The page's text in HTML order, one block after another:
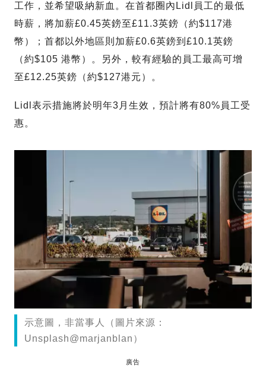
工作，並希望吸納新血。在首都圈內Lidl員工的最低
時薪，將加薪£0.45英鎊至£11.3英鎊（約$117港
幣）；首都以外地區則加薪£0.6英鎊到£10.1英鎊
（約$105 港幣）。另外，較有經驗的員工最高可增
至£12.25英鎊（約$127港元）。
Lidl表示措施將於明年3月生效，預計將有80%員工受
惠。
示意圖，非當事人（圖片來源：
Unsplash@marjanblan）
廣告